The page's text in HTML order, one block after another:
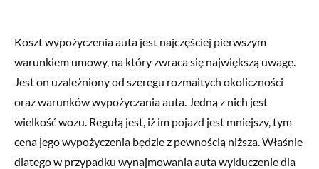
Koszt wypożyczenia auta jest najczęściej pierwszym
warunkiem umowy, na który zwraca się największą uwagę.
Jest on uzależniony od szeregu rozmaitych okoliczności
oraz warunków wypożyczania auta. Jedną z nich jest
wielkość wozu. Regułą jest, iż im pojazd jest mniejszy, tym
cena jego wypożyczenia będzie z pewnością niższa. Właśnie
dlatego w przypadku wynajmowania auta wykluczenie dla